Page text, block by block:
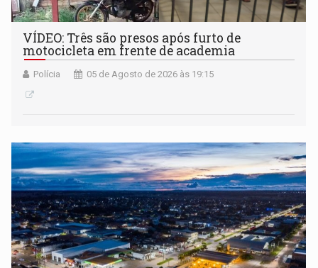
VÍDEO: Três são presos após furto de
motocicleta em frente de academia
Polícia 05 de Agosto de 2026 às 19:15